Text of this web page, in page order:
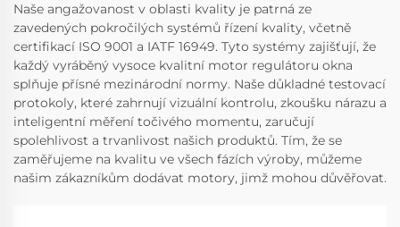
Naše angažovanost v oblasti kvality je patrná ze
zavedených pokročilých systémů řízení kvality, včetně
certifikací ISO 9001 a IATF 16949. Tyto systémy zajišťují, že
každý vyráběný vysoce kvalitní motor regulátoru okna
splňuje přísné mezinárodní normy. Naše důkladné testovací
protokoly, které zahrnují vizuální kontrolu, zkoušku nárazu a
inteligentní měření točivého momentu, zaručují
spolehlivost a trvanlivost našich produktů. Tím, že se
zaměřujeme na kvalitu ve všech fázích výroby, můžeme
našim zákazníkům dodávat motory, jimž mohou důvěřovat.